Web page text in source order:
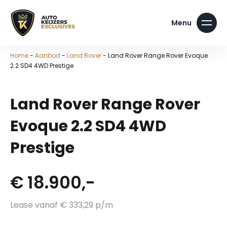
Home- Aanbod - Land Rover- Land Rover Range Rover Evoque
2.2 SD4 4WD Prestige
Land Rover Range Rover
Evoque 2.2 SD4 4WD
Prestige
€ 18.900,-
Lease vanaf € 333,29 p/m